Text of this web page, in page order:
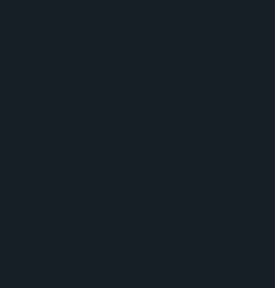
apsolutno ispravni.